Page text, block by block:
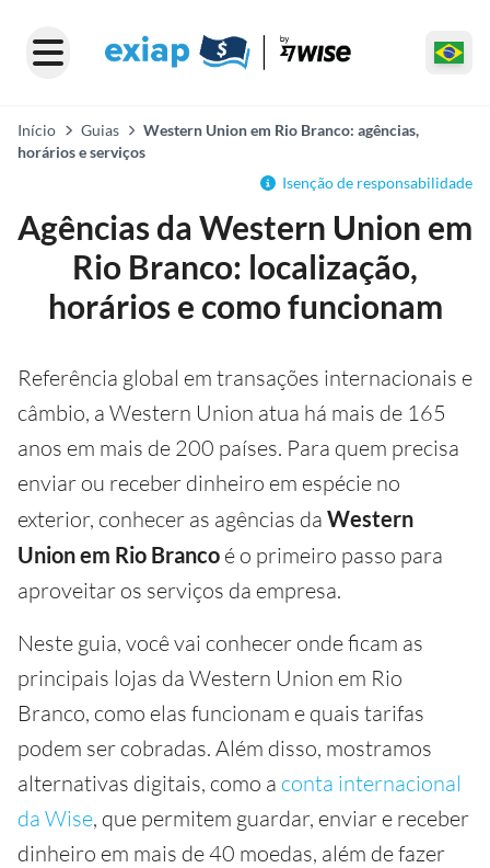
Início Guias
Western Union em Rio Branco: agências,
horários e serviços
Isenção de responsabilidade
Agências da Western Union em
Rio Branco: localização,
horários e como funcionam
Referência global em transações internacionais e
câmbio, a Western Union atua há mais de 165
anos em mais de 200 países. Para quem precisa
enviar ou receber dinheiro em espécie no
exterior, conhecer as agências da Western
Union em Rio Branco é o primeiro passo para
aproveitar os serviços da empresa.
Neste guia, você vai conhecer onde ficam as
principais lojas da Western Union em Rio
Branco, como elas funcionam e quais tarifas
podem ser cobradas. Além disso, mostramos
alternativas digitais, como a conta internacional
da Wise, que permitem guardar, enviar e receber
dinheiro em mais de 40 moedas, além de fazer